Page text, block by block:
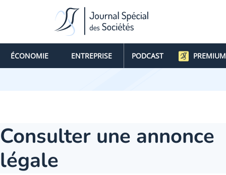
ÉCONOMIE ENTREPRISE PODCAST PREMIUM
Consulter une annonce
légale